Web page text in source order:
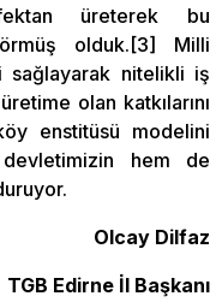
üreterek bu
olduk.[3] Milli
sağlayarak nitelikli iş
olan katkılarını
enstitüsü modelini
hem de
Olcay Dilfaz
TGB Edirne İl Başkanı